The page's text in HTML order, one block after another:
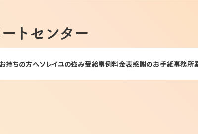
持ちの方へソレイユの強み受給事例料金表感謝のお手紙事務所